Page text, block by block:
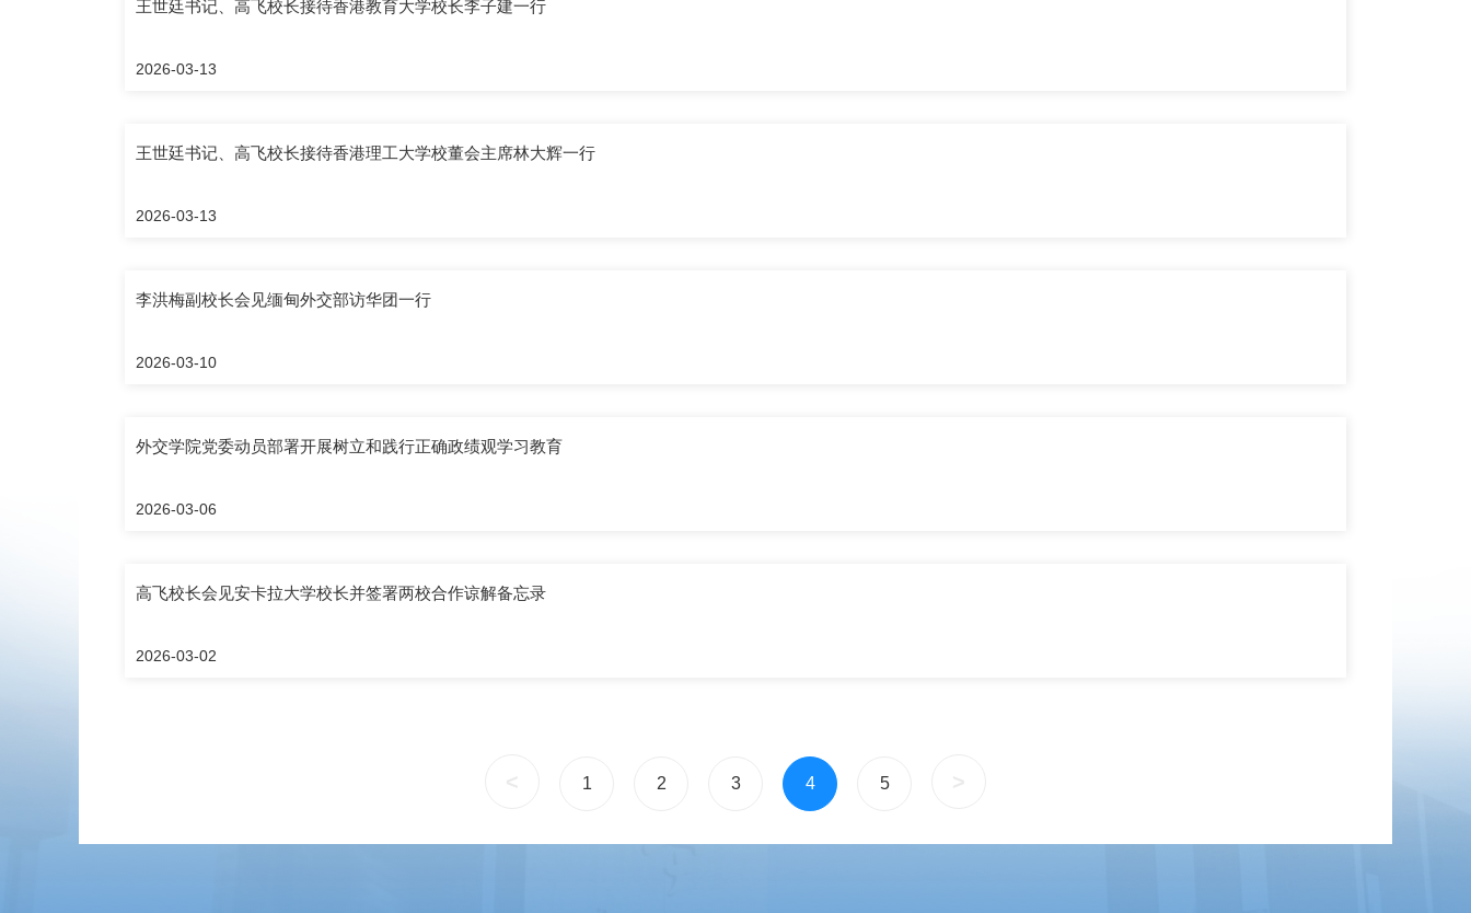
王世廷书记、高飞校长接待香港教育大学校长李子建一行
2026-03-13
王世廷书记、高飞校长接待香港理工大学校董会主席林大辉一行
2026-03-13
李洪梅副校长会见缅甸外交部访华团一行
2026-03-10
外交学院党委动员部署开展树立和践行正确政绩观学习教育
2026-03-06
高飞校长会见安卡拉大学校长并签署两校合作谅解备忘录
2026-03-02
1 2 3 4 5